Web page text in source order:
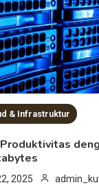
& Infrastruktur
2025